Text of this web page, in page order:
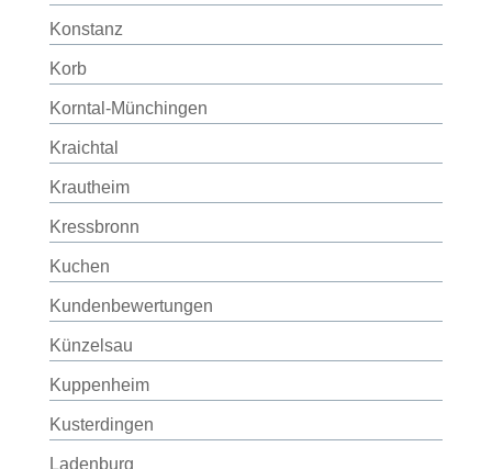
Konstanz
Korb
Korntal-Münchingen
Kraichtal
Krautheim
Kressbronn
Kuchen
Kundenbewertungen
Künzelsau
Kuppenheim
Kusterdingen
Ladenburg